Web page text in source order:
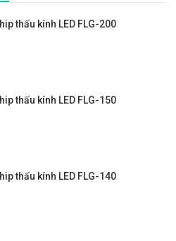
thấu kính LED FLG-200
thấu kính LED FLG-150
thấu kính LED FLG-140